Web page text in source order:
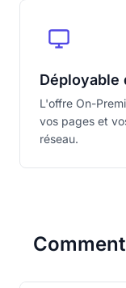
Déployable
L'offre On-
vos pages et
réseau.